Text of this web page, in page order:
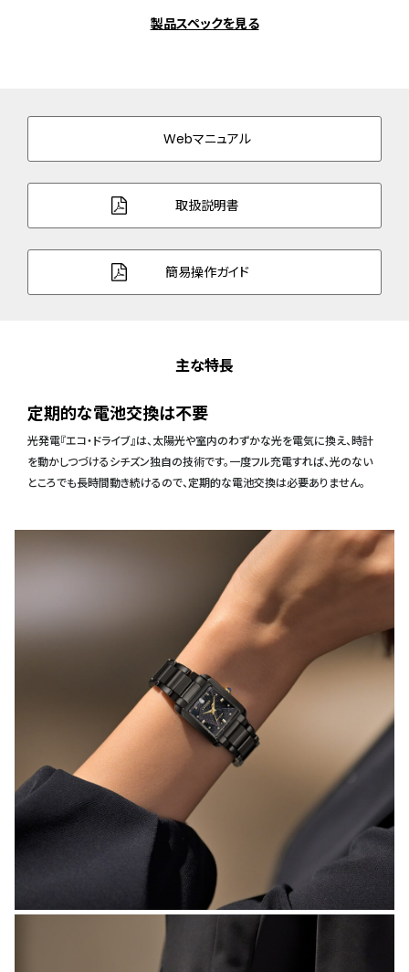
製品スペックを見る
Webマニュアル
取扱説明書
簡易操作ガイド
主な特長
定期的な電池交換は不要
光発電『エコ・ドライブ』は、太陽光や室内のわずかな光を電気に換え、時計
を動かしつづけるシチズン独自の技術です。一度フル充電すれば、光のない
ところでも長時間動き続けるので、定期的な電池交換は必要ありません。